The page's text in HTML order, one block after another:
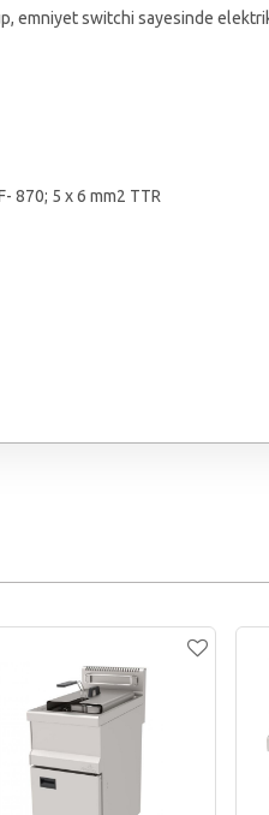
emniyet switchi sayesinde
870; 5 x 6 mm2 TTR